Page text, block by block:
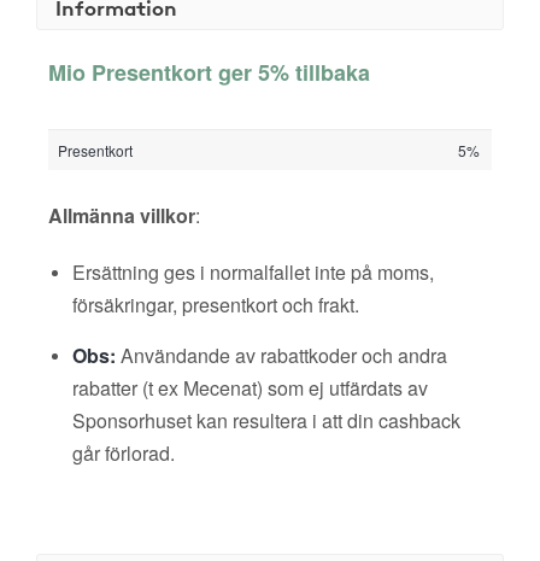
Information
Mio Presentkort ger 5% tillbaka
Presentkort 5%
Allmänna villkor:
Ersättning ges i normalfallet inte på moms,
försäkringar, presentkort och frakt.
Obs: Användande av rabattkoder och andra
rabatter (t ex Mecenat) som ej utfärdats av
Sponsorhuset kan resultera i att din cashback
går förlorad.